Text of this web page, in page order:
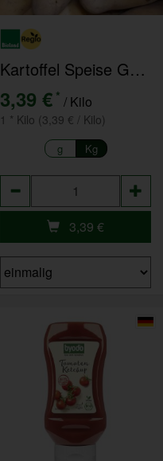
Kartoffel Speise GROß vfk
3,39 € * / Kilo
1 * Kilo (3,39 € / Kilo)
g Kg
3,39 €